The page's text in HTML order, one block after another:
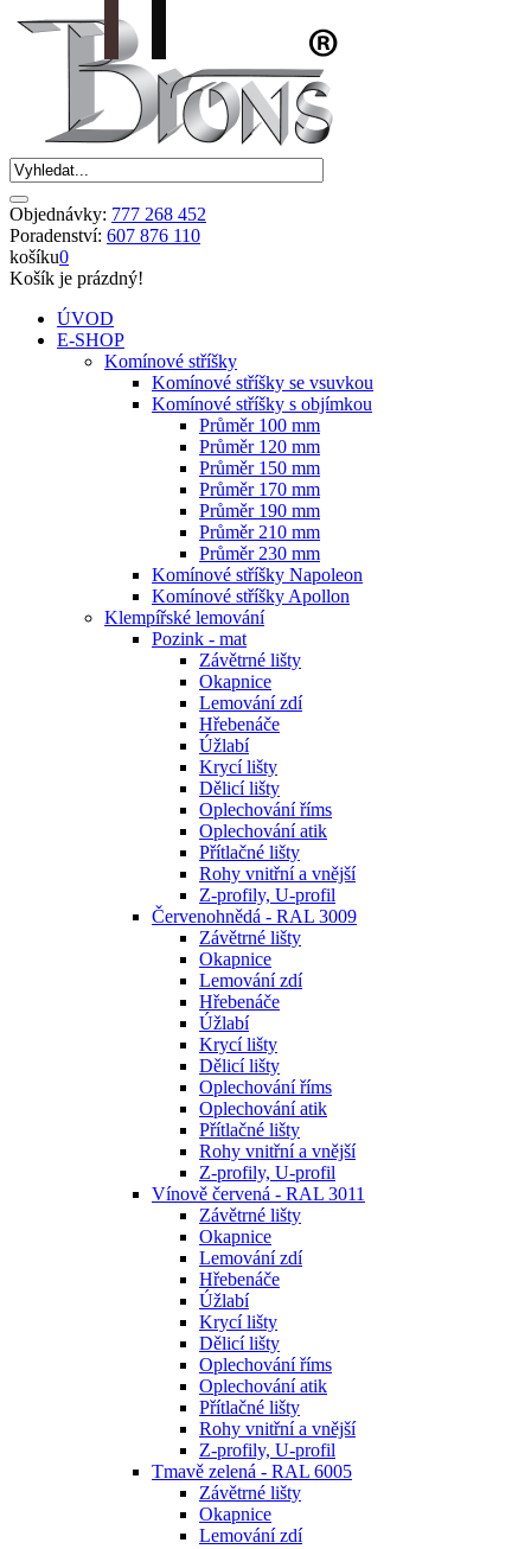
Objednávky: 777 268 452
Poradenství: 607 876 110
košíku0
Košík je prázdný!
ÚVOD
E-SHOP
Komínové stříšky
Komínové stříšky se vsuvkou
Komínové stříšky s objímkou
Průměr 100 mm
Průměr 120 mm
Průměr 150 mm
Průměr 170 mm
Průměr 190 mm
Průměr 210 mm
Průměr 230 mm
Komínové stříšky Napoleon
Komínové stříšky Apollon
Klempířské lemování
Pozink - mat
Závětrné lišty
Okapnice
Lemování zdí
Hřebenáče
Úžlabí
Krycí lišty
Dělicí lišty
Oplechování říms
Oplechování atik
Přítlačné lišty
Rohy vnitřní a vnější
Z-profily, U-profil
Červenohnědá - RAL 3009
Závětrné lišty
Okapnice
Lemování zdí
Hřebenáče
Úžlabí
Krycí lišty
Dělicí lišty
Oplechování říms
Oplechování atik
Přítlačné lišty
Rohy vnitřní a vnější
Z-profily, U-profil
Vínově červená - RAL 3011
Závětrné lišty
Okapnice
Lemování zdí
Hřebenáče
Úžlabí
Krycí lišty
Dělicí lišty
Oplechování říms
Oplechování atik
Přítlačné lišty
Rohy vnitřní a vnější
Z-profily, U-profil
Tmavě zelená - RAL 6005
Závětrné lišty
Okapnice
Lemování zdí